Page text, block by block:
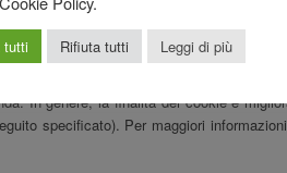
per diverse finalità, allo scopo di
hard disk, trasmettere virus
. In genere, la finalità dei cookie è
specificato). Per maggiori
tutti Rifiuta tutti Leggi di più